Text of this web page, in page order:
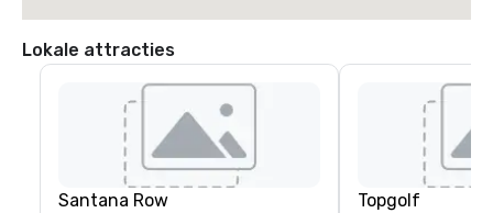
Lokale attracties
Santana Row Topgolf